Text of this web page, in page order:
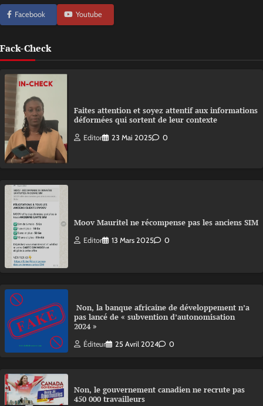
Facebook Youtube
Fack-Check
Faites attention et soyez attentif aux informations
déformées qui sortent de leur contexte
Editor 23 Mai 2025 0
Moov Mauritel ne récompense pas les anciens SIM
Editor 13 Mars 2025 0
Non, la banque africaine de développement n’a
pas lancé de « subvention d’autonomisation
2024 »
Éditeur 25 Avril 2024 0
Non, le gouvernement canadien ne recrute pas
450 000 travailleurs